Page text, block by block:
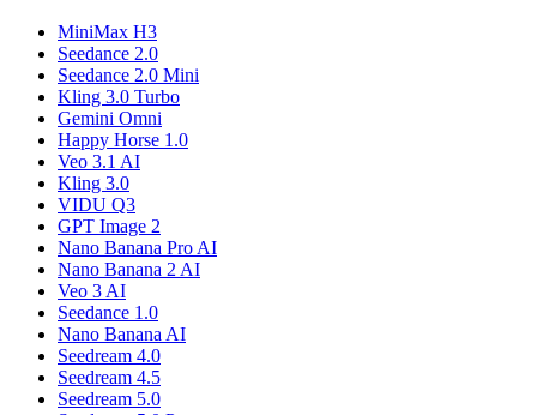
MiniMax H3
Seedance 2.0
Seedance 2.0 Mini
Kling 3.0 Turbo
Gemini Omni
Happy Horse 1.0
Veo 3.1 AI
Kling 3.0
VIDU Q3
GPT Image 2
Nano Banana Pro AI
Nano Banana 2 AI
Veo 3 AI
Seedance 1.0
Nano Banana AI
Seedream 4.0
Seedream 4.5
Seedream 5.0